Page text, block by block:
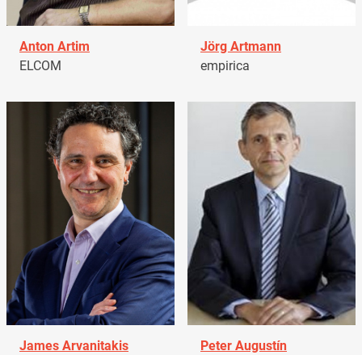
Anton Artim
ELCOM
Jörg Artmann
empirica
James Arvanitakis
Peter Augustín